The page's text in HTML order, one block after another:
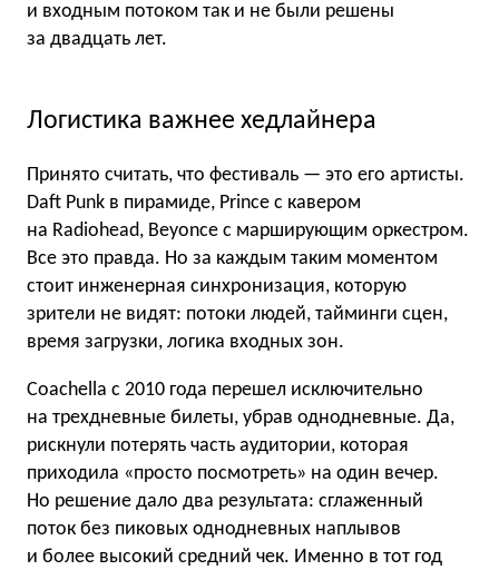
и входным потоком так и не были решены
за двадцать лет.
Логистика важнее хедлайнера
Принято считать, что фестиваль — это его артисты.
Daft Punk в пирамиде, Prince с кавером
на Radiohead, Beyonce с марширующим оркестром.
Все это правда. Но за каждым таким моментом
стоит инженерная синхронизация, которую
зрители не видят: потоки людей, тайминги сцен,
время загрузки, логика входных зон.
Coachella с 2010 года перешел исключительно
на трехдневные билеты, убрав однодневные. Да,
рискнули потерять часть аудитории, которая
приходила «просто посмотреть» на один вечер.
Но решение дало два результата: сглаженный
поток без пиковых однодневных наплывов
и более высокий средний чек. Именно в тот год